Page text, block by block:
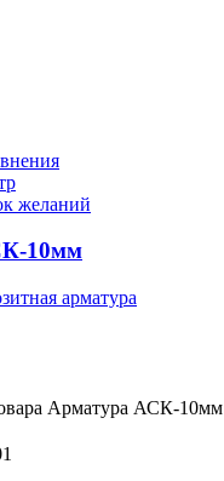
желаний
10мм
арматура
Арматура АСК-10мм